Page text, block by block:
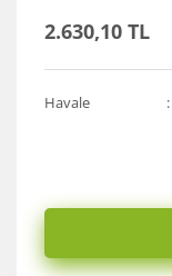
2.630,10 TL
Havale